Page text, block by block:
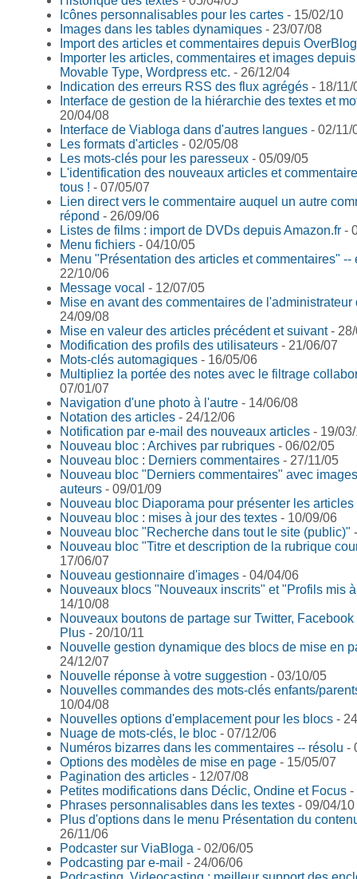
Icônes personnalisables pour les cartes - 15/02/10
Images dans les tables dynamiques - 23/07/08
Import des articles et commentaires depuis OverBlog
Importer les articles, commentaires et images
Movable Type, Wordpress etc. - 26/12/04
Indication des erreurs RSS des flux agrégés - 18/11/
Interface de gestion de la hiérarchie des textes et
20/04/08
Interface de Viabloga dans d'autres langues - 02/11/
Les formats d'articles - 02/05/08
Les mots-clés pour les paresseux - 05/09/05
L'identification des nouveaux articles et
tous ! - 07/05/07
Lien direct vers le commentaire auquel un autre
répond - 26/09/06
Listes de films : import de DVDs depuis Amazon.fr -
Menu fichiers - 04/10/05
Menu "Présentation des articles et commentaires" --
22/10/06
Message vocal - 12/07/05
Mise en avant des commentaires de l'administrateur
24/09/08
Mise en valeur des articles précédent et suivant- 28/
Modification des profils des utilisateurs - 21/06/07
Mots-clés automagiques - 16/05/06
Multipliez la portée des notes avec le filtrage
07/01/07
Navigation d'une photo à l'autre - 14/06/08
Notation des articles - 24/12/06
Notification par e-mail des nouveaux articles - 19/
Nouveau bloc : Archives par rubriques - 06/02/05
Nouveau bloc : Derniers commentaires - 27/11/05
Nouveau bloc "Derniers commentaires" avec
auteurs - 09/01/09
Nouveau bloc Diaporama pour présenter les articles
Nouveau bloc : mises à jour des textes - 10/09/06
Nouveau bloc "Recherche dans tout le site (public)"
Nouveau bloc "Titre et description de la rubrique
17/06/07
Nouveau gestionnaire d'images - 04/04/06
Nouveaux blocs "Nouveaux inscrits" et "Profils mis
14/10/08
Nouveaux boutons de partage sur Twitter,
Plus - 20/10/11
Nouvelle gestion dynamique des blocs de mise en
24/12/07
Nouvelle réponse à votre suggestion - 03/10/05
Nouvelles commandes des mots-clés enfants/
10/04/08
Nouvelles options d'emplacement pour les blocs -
Nuage de mots-clés, le bloc - 07/12/06
Numéros bizarres dans les commentaires -- résolu -
Options des modèles de mise en page - 15/05/07
Pagination des articles - 12/07/08
Petites modifications dans Déclic, Ondine et Focus -
Phrases personnalisables dans les textes - 09/04/10
Plus d'options dans le menu Présentation du
26/11/06
Podcaster sur ViaBloga - 02/06/05
Podcasting par e-mail - 24/06/06